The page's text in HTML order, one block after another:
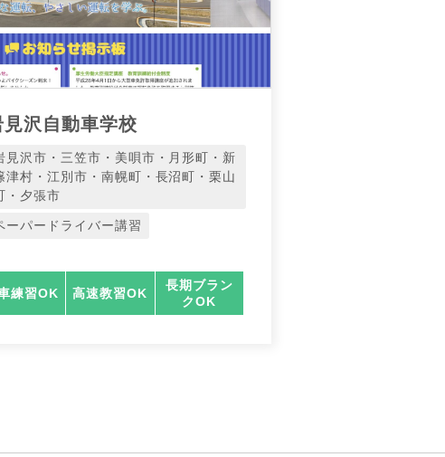
見沢自動車学校
見沢市・三笠市・美唄市・月形町・新
津村・江別市・南幌町・長沼町・栗山
・夕張市
ーパードライバー講習
練習OK 高速教習OK
長期ブラン
クOK